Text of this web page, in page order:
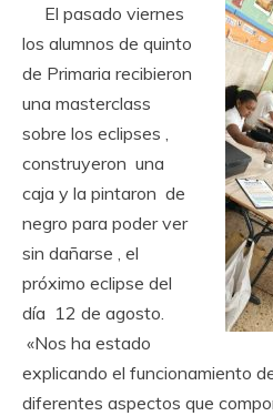
El pasado viernes
los alumnos de quinto
de Primaria recibieron
una masterclass
sobre los eclipses ,
construyeron una
caja y la pintaron de
negro para poder ver
sin dañarse , el
próximo eclipse del
día 12 de agosto.
«Nos ha estado
explicando el funcionamiento
diferentes aspectos que